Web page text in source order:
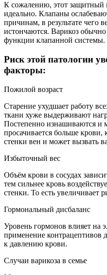
К сожалению, этот защитный
идеально. Клапаны
причинам, в результате чего
истончаются. Варикоз
функции клапанной системы.
Риск этой патологии
факторы:
Пожилой возраст
Старение ухудшает работу
ткани хуже выдерживают
Постепенно изнашиваются
просачивается больше крови,
стенки вен и может вызвать
Избыточный вес
Объём крови в сосудах
тем сильнее кровь
стенки. То есть увеличивает
Гормональный дисбаланс
Уровень гормонов влияет на
применение контрацептивов
к давлению крови.
Случаи варикоза в семье